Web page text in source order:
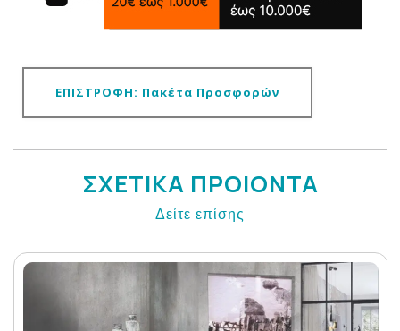
ΕΠΙΣΤΡΟΦΗ: Πακέτα Προσφορών
ΣΧΕΤΙΚΑ ΠΡΟΙΟΝΤΑ
Δείτε επίσης